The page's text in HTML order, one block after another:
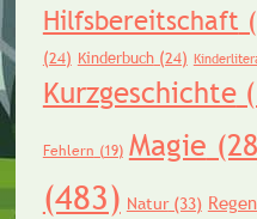
Hilfsbereitschaft
(24) Kinderbuch(24)
Kurzgeschichte
Fehlern (19) Magie
(483) Natur(33)